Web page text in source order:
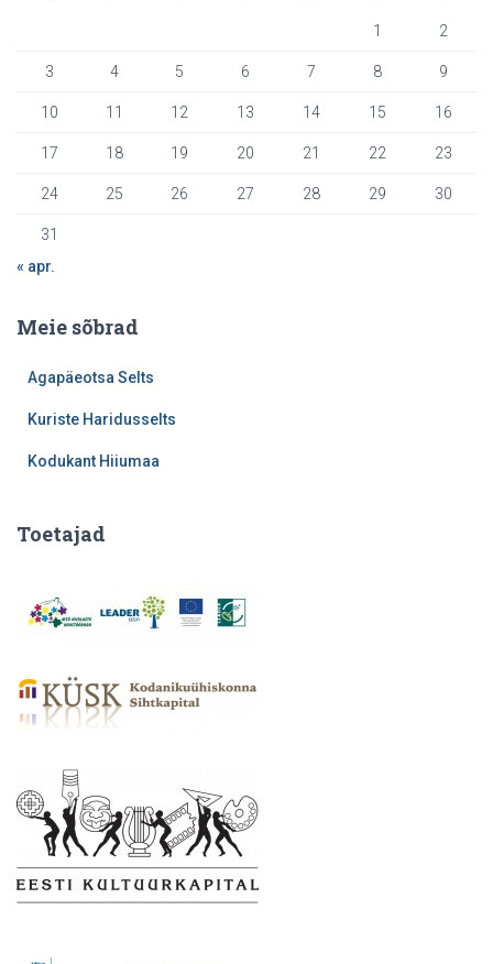
1 2
3 4 5 6 7 8 9
10 11 12 13 14 15 16
17 18 19 20 21 22 23
24 25 26 27 28 29 30
31
« apr.
Meie sõbrad
Agapäeotsa Selts
Kuriste Haridusselts
Kodukant Hiiumaa
Toetajad